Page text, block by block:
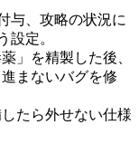
与、攻略の状況に
設定。
製した後、
まないバグを修
たら外せない仕様